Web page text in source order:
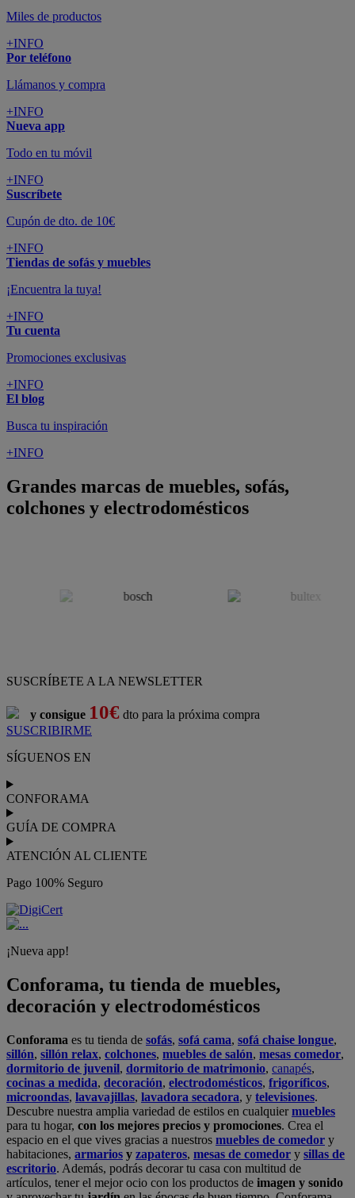
Miles de productos
+INFO
Por teléfono
Llámanos y compra
+INFO
Nueva app
Todo en tu móvil
+INFO
Suscríbete
Cupón de dto. de 10€
+INFO
Tiendas de sofás y muebles
¡Encuentra la tuya!
+INFO
Tu cuenta
Promociones exclusivas
+INFO
El blog
Busca tu inspiración
+INFO
Grandes marcas de muebles, sofás,
colchones y electrodomésticos
SUSCRÍBETE A LA NEWSLETTER
y consigue 10€ dto para la próxima compra
SUSCRIBIRME
SÍGUENOS EN
CONFORAMA
GUÍA DE COMPRA
ATENCIÓN AL CLIENTE
Pago 100% Seguro
¡Nueva app!
Conforama, tu tienda de muebles,
decoración y electrodomésticos
Conforama es tu tienda de sofás, sofá cama, sofá chaise longue,
sillón, sillón relax, colchones, muebles de salón, mesas comedor,
dormitorio de juvenil, dormitorio de matrimonio, canapés,
cocinas a medida, decoración, electrodomésticos, frigoríficos,
microondas, lavavajillas, lavadora secadora, y televisiones.
Descubre nuestra amplia variedad de estilos en cualquiermuebles
para tu hogar, con los mejores precios y promociones. Crea el
espacio en el que vives gracias a nuestros muebles de comedor y
habitaciones, armarios y zapateros, mesas de comedor y sillas de
escritorio. Además, podrás decorar tu casa con multitud de
artículos, tener el mejor ocio con los productos de imagen y sonido